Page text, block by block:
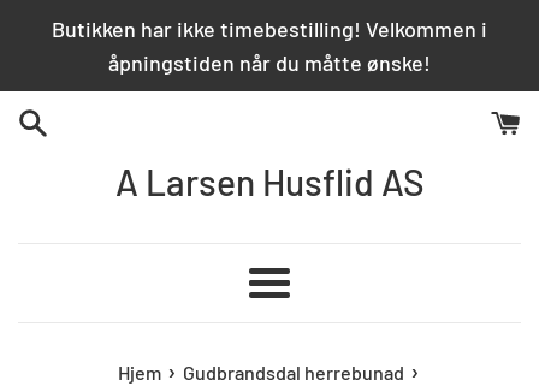
Butikken har ikke timebestilling! Velkommen i
åpningstiden når du måtte ønske!
A Larsen Husflid AS
Meny
Hjem › Gudbrandsdal herrebunad ›